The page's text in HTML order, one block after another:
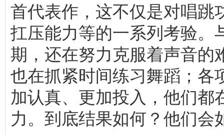
首代表作，这不仅是对唱跳
扛压能力等的一系列考验。
期，还在努力克服着声音的
也在抓紧时间练习舞蹈；各
加认真、更加投入，他们都
力。到底结果如何？他们会